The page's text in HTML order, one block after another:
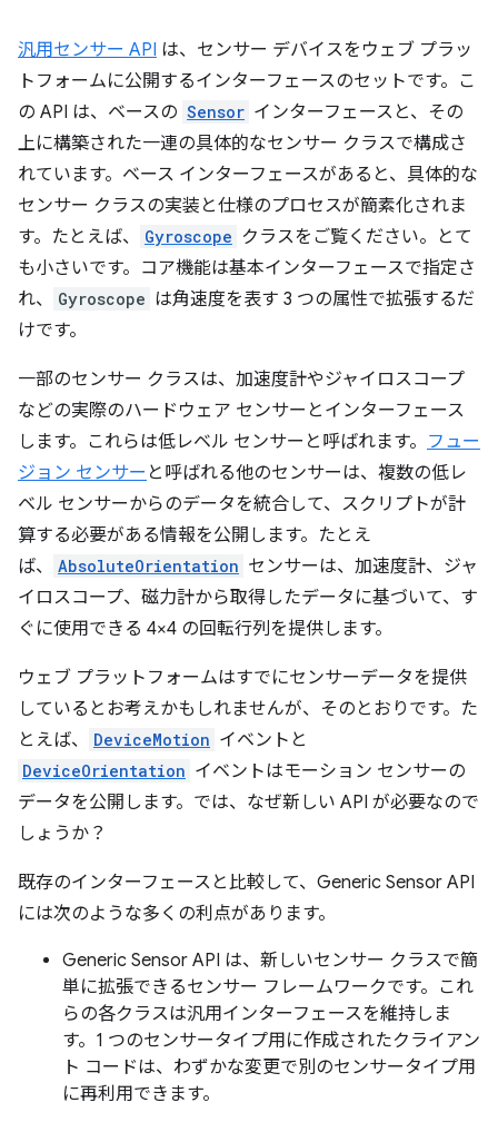
汎用センサー API は、センサー デバイスをウェブ プラッ
トフォームに公開するインターフェースのセットです。こ
の API は、ベースの Sensor インターフェースと、その
上に構築された一連の具体的なセンサー クラスで構成さ
れています。ベース インターフェースがあると、具体的な
センサー クラスの実装と仕様のプロセスが簡素化されま
す。たとえば、
Gyroscope クラスをご覧ください。とて
も小さいです。コア機能は基本インターフェースで指定さ
れ、
Gyroscope は角速度を表す 3 つの属性で拡張するだ
けです。
一部のセンサー クラスは、加速度計やジャイロスコープ
などの実際のハードウェア センサーとインターフェース
します。これらは低レベル センサーと呼ばれます。 フュー
ジョン センサー と呼ばれる他のセンサーは、複数の低レ
ベル センサーからのデータを統合して、スクリプトが計
算する必要がある情報を公開します。たとえ
ば、
AbsoluteOrientation センサーは、加速度計、ジャ
イロスコープ、磁力計から取得したデータに基づいて、す
ぐに使用できる 4×4 の回転行列を提供します。
ウェブ プラットフォームはすでにセンサーデータを提供
しているとお考えかもしれませんが、そのとおりです。た
とえば、
DeviceMotion イベントと
DeviceOrientation イベントはモーション センサーの
データを公開します。では、なぜ新しい API が必要なので
しょうか？
既存のインターフェースと比較して、Generic Sensor API
には次のような多くの利点があります。
Generic Sensor API は、新しいセンサー クラスで簡
単に拡張できるセンサー フレームワークです。これ
らの各クラスは汎用インターフェースを維持しま
す。1 つのセンサータイプ用に作成されたクライアン
ト コードは、わずかな変更で別のセンサータイプ用
に再利用できます。